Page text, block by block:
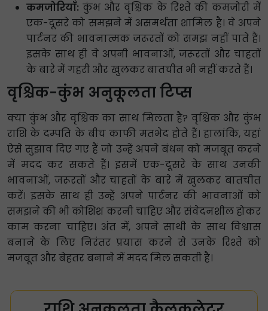
कमजोरियाँ: कुंभ और वृश्चिक के रिश्ते की कमजोरी में
एक-दूसरे को समझने में असमर्थता शामिल है। वे अपने
पार्टनर की भावनात्मक जरूरतों को समझ नहीं पाते हैं।
इसके साथ ही वे अपनी भावनाओं, जरूरतों और चाहतों
के बारे में गहरी और खुलकर बातचीत भी नहीं करते हैं।
वृश्चिक-कुंभ अनुकूलता टिप्स
क्या कुंभ और वृश्चिक का साथ मिलता है? वृश्चिक और कुंभ
राशि के दम्पति के बीच काफी मतभेद होते हैं। हालांकि, यहां
ऐसे सुझाव दिए गए हैं जो उन्हें अपने बंधन को मजबूत करने
में मदद कर सकते हैं। इसमें एक-दूसरे के साथ उनकी
भावनाओं, जरूरतों और चाहतों के बारे में खुलकर बातचीत
करें। इसके साथ ही उन्हें अपने पार्टनर की भावनाओं को
समझने की भी कोशिश करनी चाहिए और संवेदनशील होकर
काम करना चाहिए। अंत में, अपने साथी के साथ विश्वास
बनाने के लिए निरंतर प्रयास करने से उनके रिश्ते को
मजबूत और बेहतर बनाने में मदद मिल सकती है।